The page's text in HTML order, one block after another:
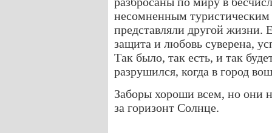
несомненным
представляли другой жизни.
защита и любовь суверена,
Так было, так есть, и так
разрушился, когда в город
Заборы хороши всем, но они
за горизонт Солнце.